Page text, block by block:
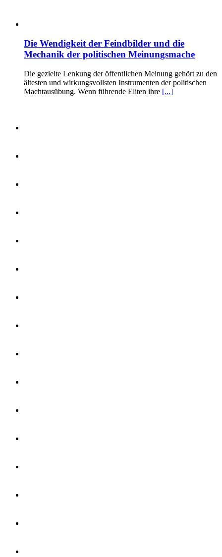
Die Wendigkeit der Feindbilder und die
Mechanik der politischen Meinungsmache
Die gezielte Lenkung der öffentlichen Meinung gehört zu den
ältesten und wirkungsvollsten Instrumenten der politischen
Machtausübung. Wenn führende Eliten ihre [...]